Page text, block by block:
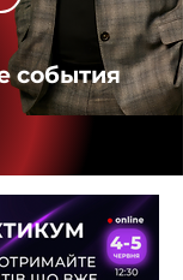
события